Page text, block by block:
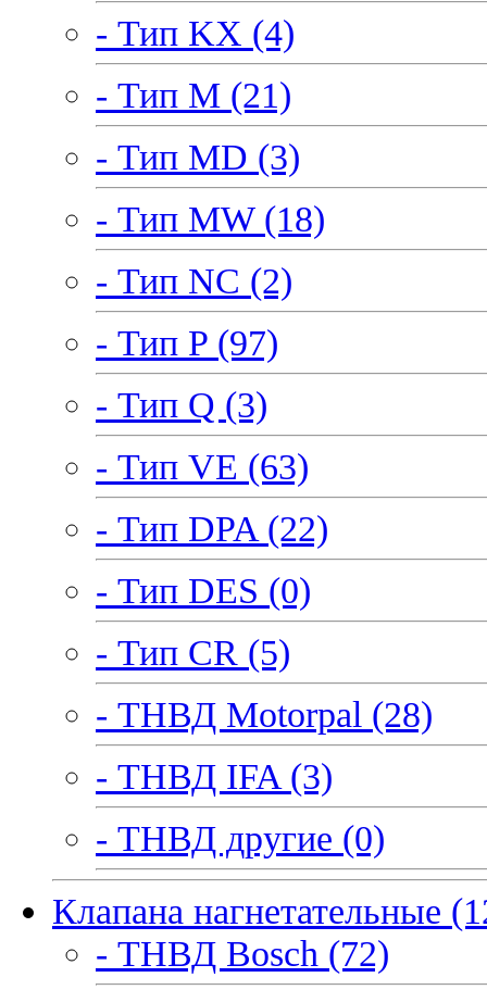
- Тип KX (4)
- Тип M (21)
- Тип MD (3)
- Тип MW (18)
- Тип NC (2)
- Тип P (97)
- Тип Q (3)
- Тип VE (63)
- Тип DPA (22)
- Тип DES (0)
- Тип CR (5)
- ТНВД Motorpal (28)
- ТНВД IFA (3)
- ТНВД другие (0)
Клапана нагнетательные
- ТНВД Bosch (72)